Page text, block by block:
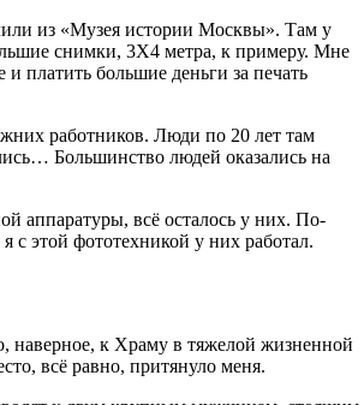
из «Музея истории Москвы». Там у
снимки, 3Х4 метра, к примеру. Мне
платить большие деньги за печать
работников. Люди по 20 лет там
Большинство людей оказались на
аппаратуры, всё осталось у них. По-
с этой фототехникой у них работал.
наверное, к Храму в тяжелой жизненной
всё равно, притянуло меня.